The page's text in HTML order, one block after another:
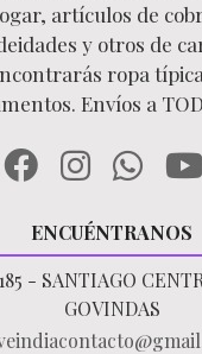
artículos de
y otros de
ropa
Envíos a
ENCUÉNTRANOS
- SANTIAGO
GOVINDAS